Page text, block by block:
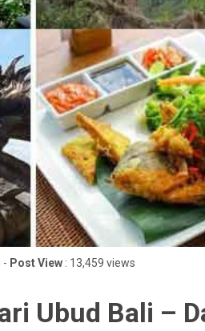
- Post View : 13,459 views
Ubud Bali –